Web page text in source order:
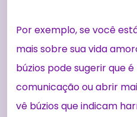
Por exemplo, se você
mais sobre sua vida
búzios pode sugerir que
comunicação ou abrir
vê búzios que indicam